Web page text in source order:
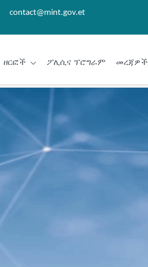
contact@mint.gov.et
ዘርፎች ፖሊሲና ፕሮግራም መረጃዎች